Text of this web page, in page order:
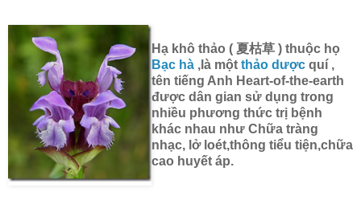
Hạ khô thảo ( 夏枯草 ) thuộc họ
Bạc hà ,là một thảo dược quí ,
tên tiếng Anh Heart-of-the-earth
được dân gian sử dụng trong
nhiều phương thức trị bệnh
khác nhau như Chữa tràng
nhạc, lở loét,thông tiểu tiện,chữa
cao huyết áp.